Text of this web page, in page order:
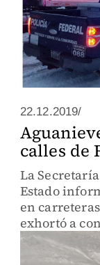
22.12.2019/
calles de
La
Estado
en
exhortó a